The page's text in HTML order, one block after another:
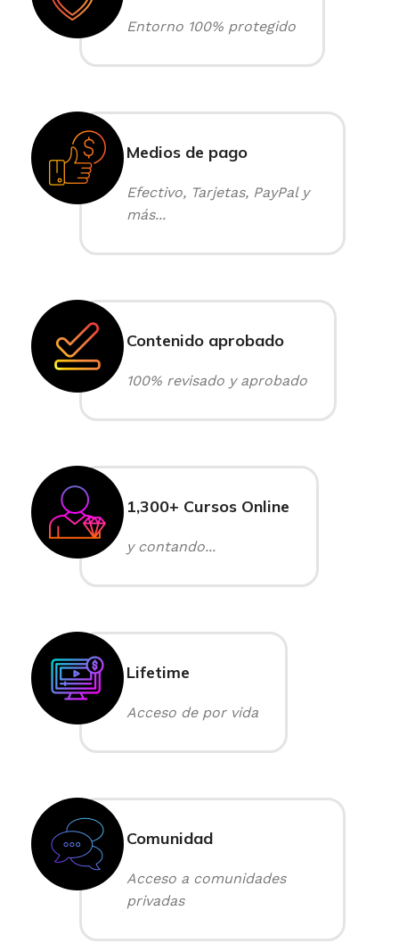
Entorno 100% protegido
Medios de pago
Efectivo, Tarjetas, PayPal y
más...
Contenido aprobado
100% revisado y aprobado
1,300+ Cursos Online
y contando...
Lifetime
Acceso de por vida
Comunidad
Acceso a comunidades
privadas